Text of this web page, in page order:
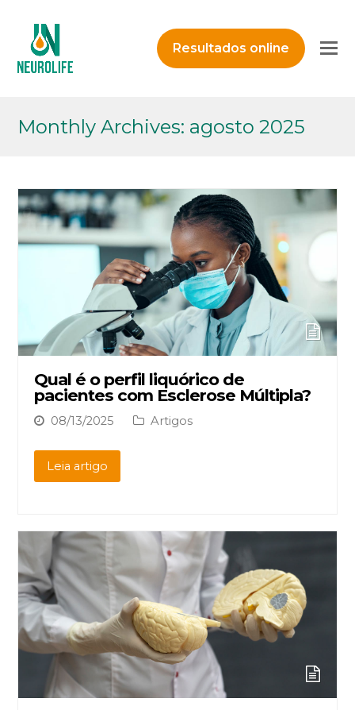
Resultados online
Monthly Archives: agosto 2025
Qual é o perfil liquórico de
pacientes com Esclerose Múltipla?
08/13/2025 Artigos
Leia artigo